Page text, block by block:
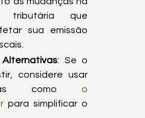
tributária que
sua emissão
: Se o
considere usar
como o
para simplificar o